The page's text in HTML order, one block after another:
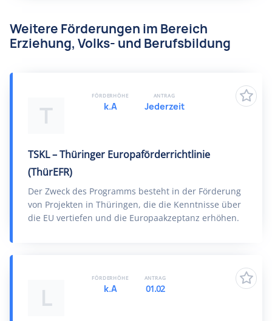
Weitere Förderungen im Bereich
Erziehung, Volks- und Berufsbildung
T
TSKL – Thüringer Europaförderrichtlinie
(ThürEFR)
Der Zweck des Programms besteht in der Förderung
von Projekten in Thüringen, die die Kenntnisse über
die EU vertiefen und die Europaakzeptanz erhöhen.
FÖRDERHÖHE
k.A
ANTRAG
Jederzeit
L
FÖRDERHÖHE
k.A
ANTRAG
01.02